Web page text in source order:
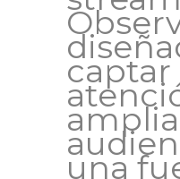
captar
amplia
una